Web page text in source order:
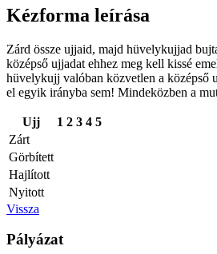
Kézforma leírása
Zárd össze ujjaid, majd hüvelykujjad
középső ujjadat ehhez meg kell kissé
hüvelykujj valóban közvetlen a középső
el egyik irányba sem! Mindeközben a
Ujj 1 2 3 4 5
Zárt
Görbített
Hajlított
Nyitott
Vissza
Pályázat